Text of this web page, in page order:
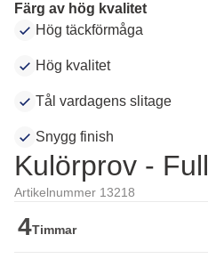
Färg av hög kvalitet
Hög täckförmåga
Hög kvalitet
Tål vardagens slitage
Snygg finish
Kulörprov -
Artikelnummer 13218
4Timmar